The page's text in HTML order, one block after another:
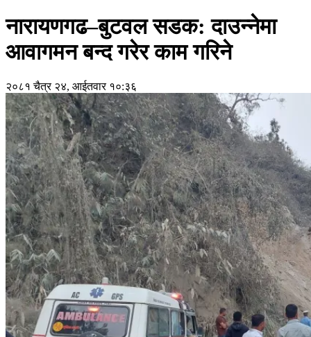
नारायणगढ–बुटवल सडक: दाउन्नेमा
आवागमन बन्द गरेर काम गरिने
२०८१ चैत्र २४, आईतवार १०:३६